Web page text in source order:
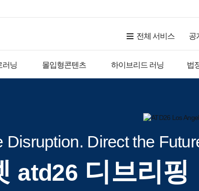
전체 서비스 공
러닝 몰입형콘텐츠 하이브리드 러닝 법
Disruption. Direct the
atd26 디브리핑